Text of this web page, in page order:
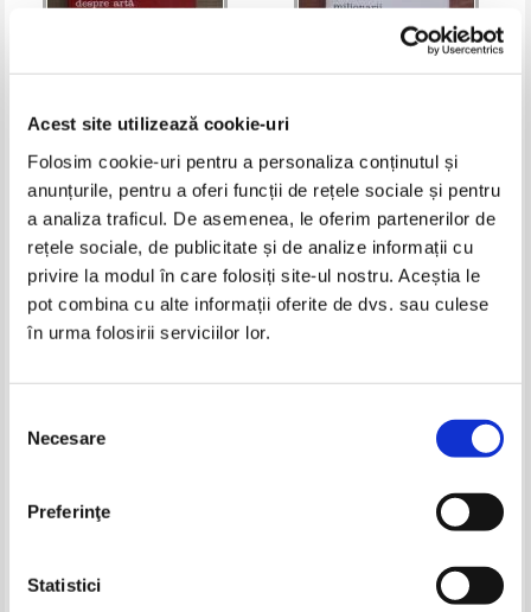
Acest site utilizează cookie-uri
Folosim cookie-uri pentru a personaliza conținutul și
anunțurile, pentru a oferi funcții de rețele sociale și pentru
a analiza traficul. De asemenea, le oferim partenerilor de
rețele sociale, de publicitate și de analize informații cu
privire la modul în care folosiți site-ul nostru. Aceștia le
pot combina cu alte informații oferite de dvs. sau culese
în urma folosirii serviciilor lor.
consimțământului
Necesare
Preferinţe
Statistici
Jan Bialostocki - O istorie a
Adaugă în coș
S. N. Behrman - Duveen si
10,00Lei
Adaugă în coș
-30%
Bonnard (album) Le Musee de l'Art Etranger. Riga